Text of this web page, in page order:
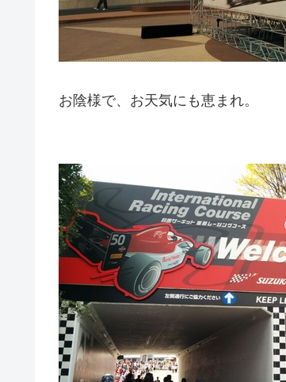
お陰様で、お天気にも恵まれ。